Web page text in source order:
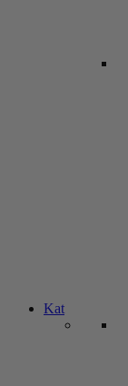
Kat